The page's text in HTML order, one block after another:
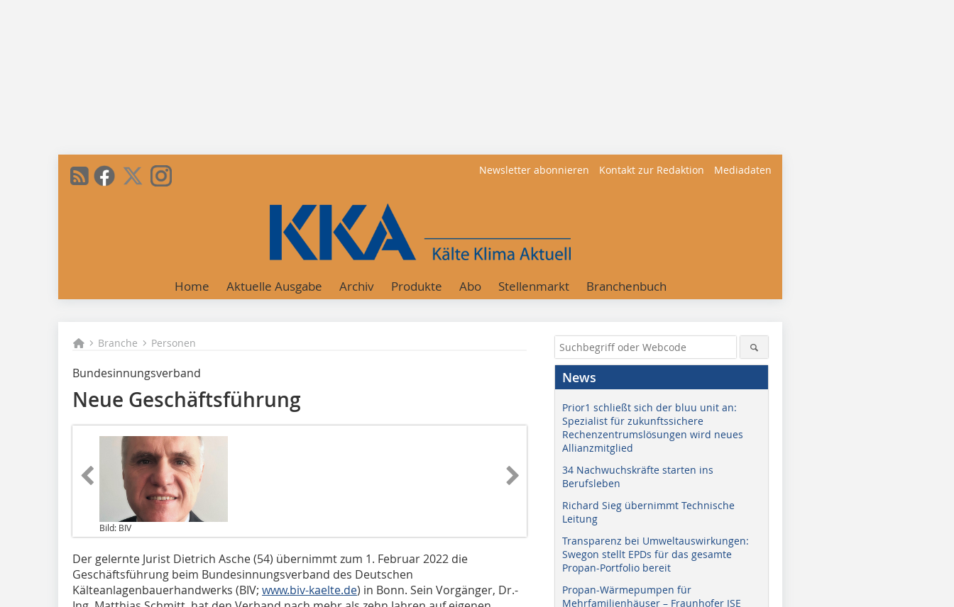
Newsletter abonnieren Kontakt zur Redaktion Mediadaten
Home Aktuelle Ausgabe Archiv Produkte Abo Stellenmarkt Branchenbuch
Branche Personen
Bundesinnungsverband
Neue Geschäftsführung
Bild: BIV
Der gelernte Jurist Dietrich Asche (54) übernimmt zum 1. Februar 2022 die
Geschäftsführung beim Bundesinnungsverband des Deutschen
Kälteanlagenbauerhandwerks (BIV; www.biv-kaelte.de) in Bonn. Sein Vorgänger, Dr.-
News
Prior1 schließt sich der bluu unit an:
Spezialist für zukunftssichere
Rechenzentrumslösungen wird neues
Allianzmitglied
34 Nachwuchskräfte starten ins
Berufsleben
Richard Sieg übernimmt Technische
Leitung
Transparenz bei Umweltauswirkungen:
Swegon stellt EPDs für das gesamte
Propan-Portfolio bereit
Propan-Wärmepumpen für
Mehrfamilienhäuser – Fraunhofer ISE